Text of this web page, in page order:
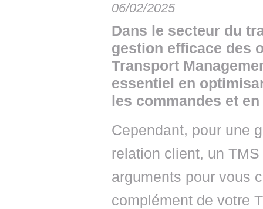
06/02/2025
Dans le secteur du
gestion efficace des
Transport
essentiel en
les commandes et
Cependant, pour une
relation client, un
arguments pour vous
complément de votre